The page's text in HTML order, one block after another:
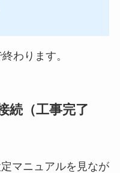
わります。
続（工事完了
マニュアルを見なが